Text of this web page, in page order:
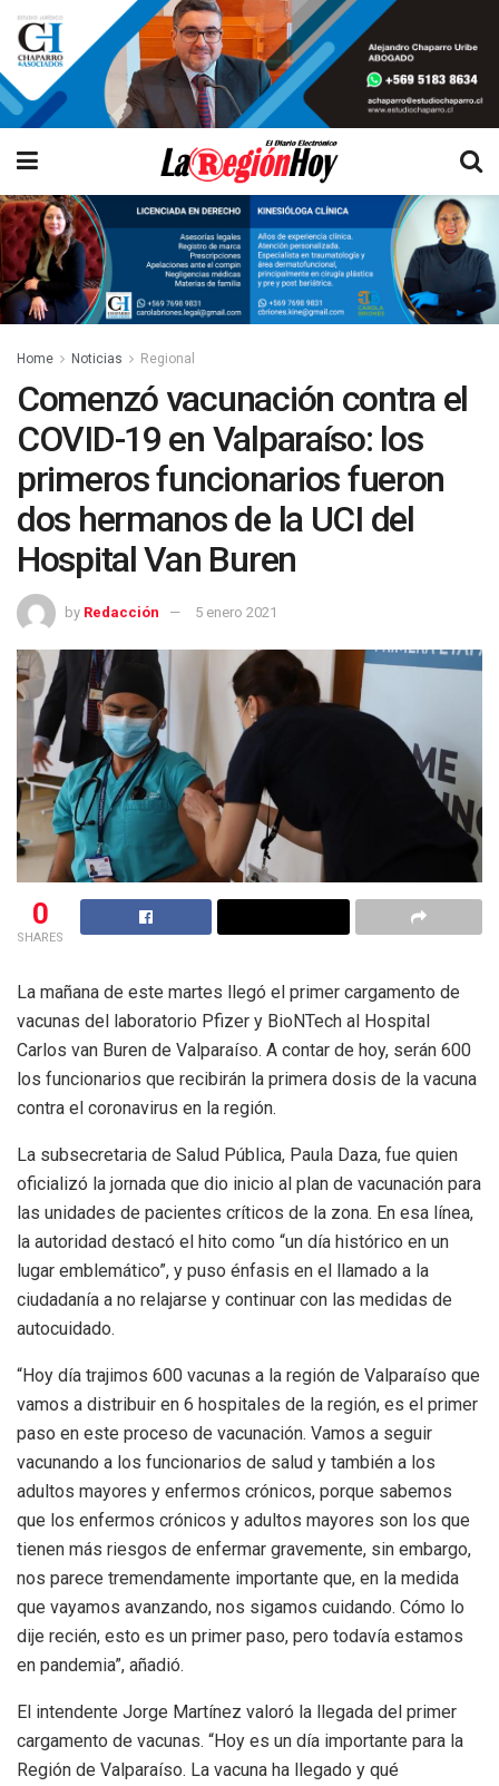
Home Noticias Regional
Comenzó vacunación contra el
COVID-19 en Valparaíso: los
primeros funcionarios fueron
dos hermanos de la UCI del
Hospital Van Buren
by Redacción 5 enero 2021
0
SHARES
La mañana de este martes llegó el primer cargamento de
vacunas del laboratorio Pfizer y BioNTech al Hospital
Carlos van Buren de Valparaíso. A contar de hoy, serán 600
los funcionarios que recibirán la primera dosis de la vacuna
contra el coronavirus en la región.
La subsecretaria de Salud Pública, Paula Daza, fue quien
oficializó la jornada que dio inicio al plan de vacunación para
las unidades de pacientes críticos de la zona. En esa línea,
la autoridad destacó el hito como “un día histórico en un
lugar emblemático”, y puso énfasis en el llamado a la
ciudadanía a no relajarse y continuar con las medidas de
autocuidado.
“Hoy día trajimos 600 vacunas a la región de Valparaíso que
vamos a distribuir en 6 hospitales de la región, es el primer
paso en este proceso de vacunación. Vamos a seguir
vacunando a los funcionarios de salud y también a los
adultos mayores y enfermos crónicos, porque sabemos
que los enfermos crónicos y adultos mayores son los que
tienen más riesgos de enfermar gravemente, sin embargo,
nos parece tremendamente importante que, en la medida
que vayamos avanzando, nos sigamos cuidando. Cómo lo
dije recién, esto es un primer paso, pero todavía estamos
en pandemia”, añadió.
El intendente Jorge Martínez valoró la llegada del primer
cargamento de vacunas. “Hoy es un día importante para la
Región de Valparaíso. La vacuna ha llegado y qué